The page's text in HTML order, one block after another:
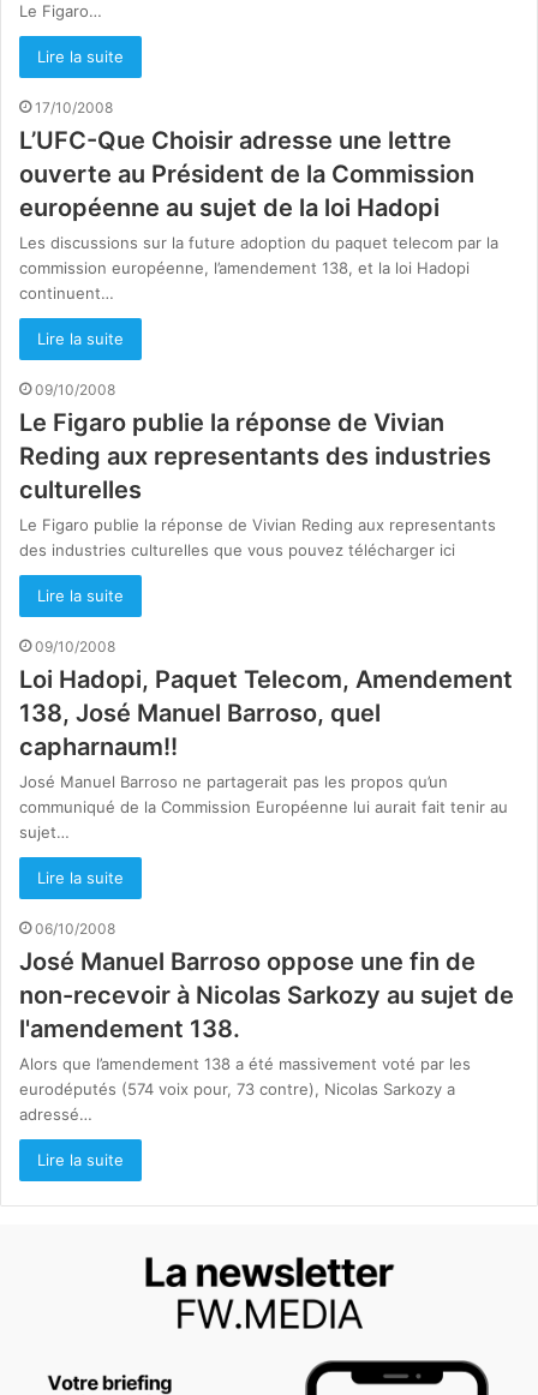
Le Figaro…
Lire la suite
17/10/2008
L’UFC-Que Choisir adresse une lettre
ouverte au Président de la Commission
européenne au sujet de la loi Hadopi
Les discussions sur la future adoption du paquet telecom par la
commission européenne, l’amendement 138, et la loi Hadopi
continuent…
Lire la suite
09/10/2008
Le Figaro publie la réponse de Vivian
Reding aux representants des industries
culturelles
Le Figaro publie la réponse de Vivian Reding aux representants
des industries culturelles que vous pouvez télécharger ici
Lire la suite
09/10/2008
Loi Hadopi, Paquet Telecom, Amendement
138, José Manuel Barroso, quel
capharnaum!!
José Manuel Barroso ne partagerait pas les propos qu’un
communiqué de la Commission Européenne lui aurait fait tenir au
sujet…
Lire la suite
06/10/2008
José Manuel Barroso oppose une fin de
non-recevoir à Nicolas Sarkozy au sujet de
l'amendement 138.
Alors que l’amendement 138 a été massivement voté par les
eurodéputés (574 voix pour, 73 contre), Nicolas Sarkozy a
adressé…
Lire la suite